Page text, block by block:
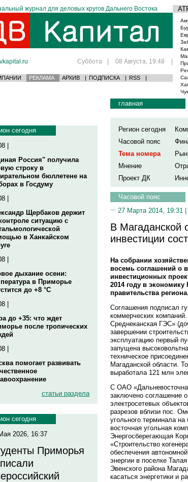
журнал для деловых кругов Дальнего Востока
Суббота | 08 Августа, 19:48 |
РЕКЛАМА АРХИВ | ПОДПИСКА | RSS |
сегодня
|
Россия" получила
строку в
бюллетене на
в Госдуму
|
Щербаков держит
ситуацию с
в Ханкайском
|
дыхание осени:
в Приморье
до +8 °C
|
до +35: что ждет
после тропических
|
помогает развивать
статьи раздела
сегодня
2026, 16:37
Приморья
главная
Регион сегодня
Часовой пояс
Тема номера
Мнение
Проект ДК
Часовой пояс
27 Марта 2014, 19:31 |
В Магаданской
инвестиции
На собрании
восемь соглашений о
инвестиционных
2014 году в
правительства региона.
Соглашения подписал
коммерческих
Среднеканская ГЭС»
завершении
эксплуатацию первый
запущена
техническое
Магаданской области.
выработала 121 млн
С ОАО
заключено соглашение
электросетевых
разрезов вблизи пос.
угольного терминала
восточная угольная
Энергосберегающая
«Строительство
обеспечения
энергии в поселке
Эвенского района
касаться энергетики и